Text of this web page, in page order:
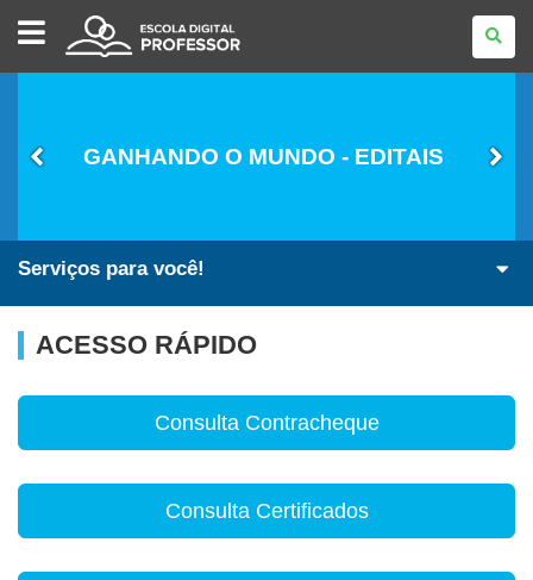
ESCOLA
DIGITAL
-
PROFESSOR
GANHANDO O MUNDO - EDITAIS
Serviços para você!
ACESSO RÁPIDO
Consulta Contracheque
Consulta Certificados